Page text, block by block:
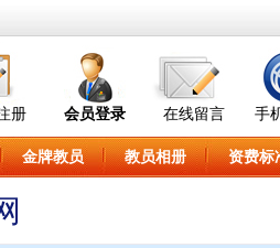
册 会员登录 在线留言 手
金牌教员 教员相册 资费标